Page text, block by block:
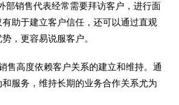
部销售代表经常需要拜访客户，进行面
助于建立客户信任，还可以通过直观
，更容易说服客户。
售高度依赖客户关系的建立和维持。通
服务，维持长期的业务合作关系尤为